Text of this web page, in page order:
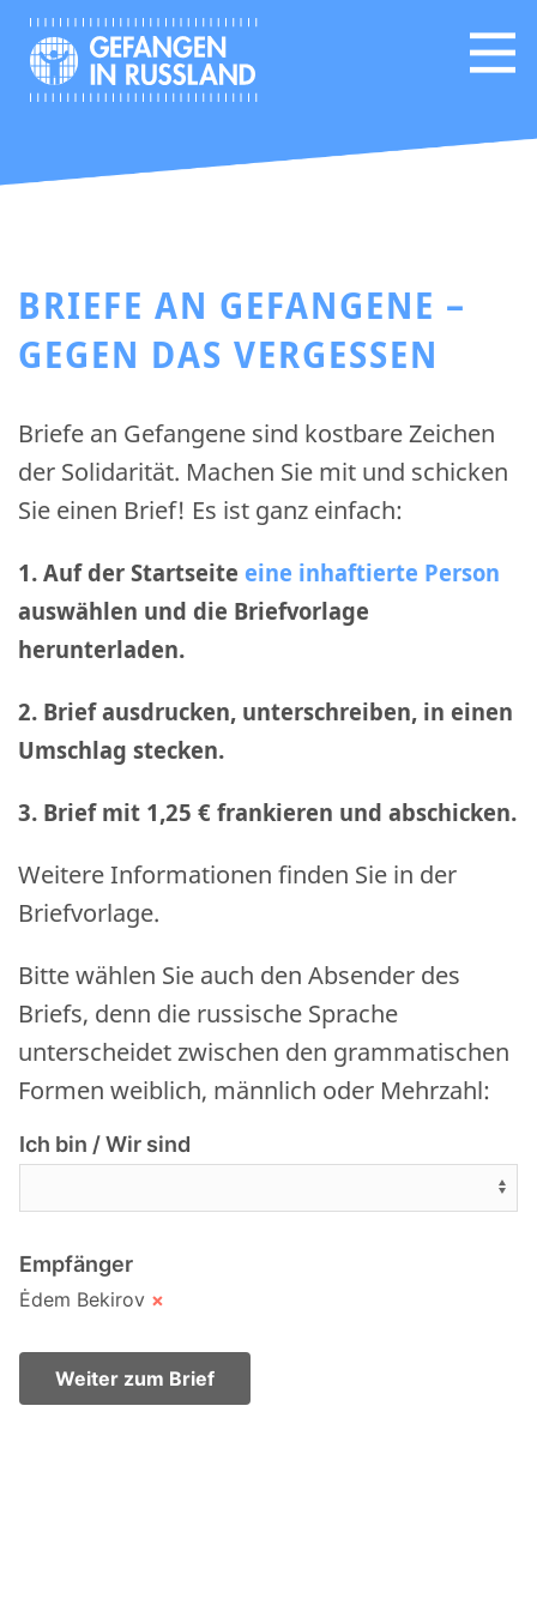
BRIEFE AN GEFANGENE –
GEGEN DAS VERGESSEN
Briefe an Gefangene sind kostbare Zeichen
der Solidarität. Machen Sie mit und schicken
Sie einen Brief! Es ist ganz einfach:
1. Auf der Startseite eine inhaftierte Person
auswählen und die Briefvorlage
herunterladen.
2. Brief ausdrucken, unterschreiben, in einen
Umschlag stecken.
3. Brief mit 1,25 € frankieren und abschicken.
Weitere Informationen finden Sie in der
Briefvorlage.
Bitte wählen Sie auch den Absender des
Briefs, denn die russische Sprache
unterscheidet zwischen den grammatischen
Formen weiblich, männlich oder Mehrzahl:
Ich bin / Wir sind
Empfänger
Ėdem Bekirov ×
Weiter zum Brief